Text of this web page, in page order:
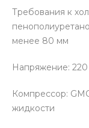
Требования к
менее 80 мм
Напряжение:
Компрессор:
жидкости